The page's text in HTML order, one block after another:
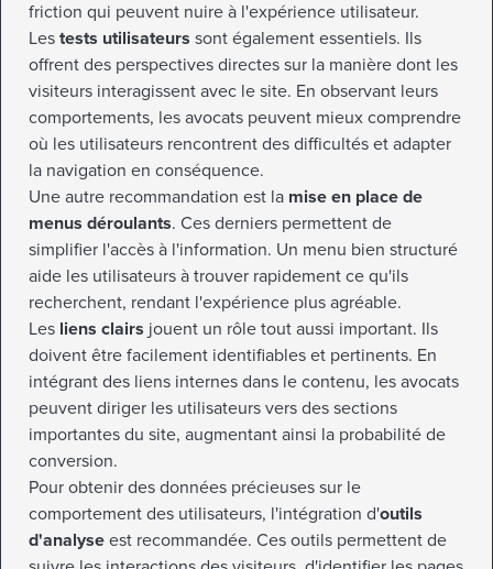
friction qui peuvent nuire à l'expérience utilisateur.
Les tests utilisateurs sont également essentiels. Ils
offrent des perspectives directes sur la manière dont les
visiteurs interagissent avec le site. En observant leurs
comportements, les avocats peuvent mieux comprendre
où les utilisateurs rencontrent des difficultés et adapter
la navigation en conséquence.
Une autre recommandation est la mise en place de
menus déroulants. Ces derniers permettent de
simplifier l'accès à l'information. Un menu bien structuré
aide les utilisateurs à trouver rapidement ce qu'ils
recherchent, rendant l'expérience plus agréable.
Les liens clairs jouent un rôle tout aussi important. Ils
doivent être facilement identifiables et pertinents. En
intégrant des liens internes dans le contenu, les avocats
peuvent diriger les utilisateurs vers des sections
importantes du site, augmentant ainsi la probabilité de
conversion.
Pour obtenir des données précieuses sur le
comportement des utilisateurs, l'intégration d'outils
d'analyse est recommandée. Ces outils permettent de